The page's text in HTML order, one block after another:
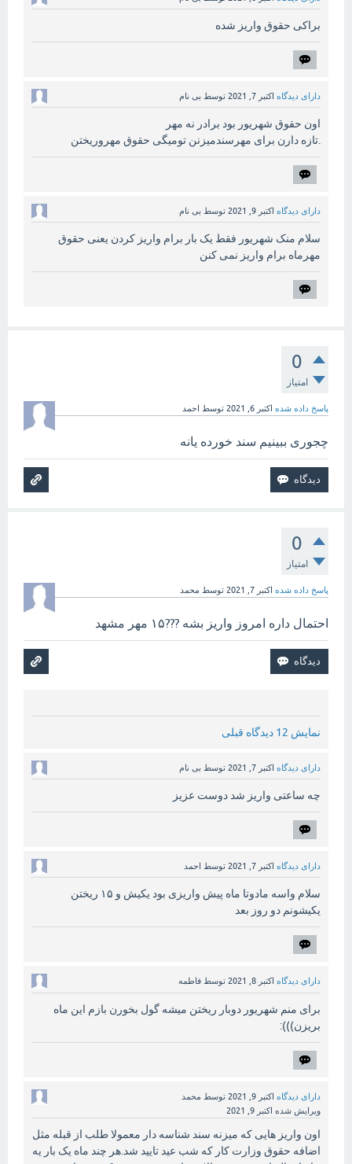
براکی حقوق واریز شده
دارای دیدگاه اکتبر 7, 2021 توسط بی نام
اون حقوق شهریور بود برادر نه مهر
.تازه دارن برای مهرسندمیزنن تومیگی حقوق مهروریختن
دارای دیدگاه اکتبر 9, 2021 توسط بی نام
سلام منک شهریور فقط یک بار برام واریز کردن یعنی حقوق
مهرماه برام واریز نمی کنن
0
امتیاز
پاسخ داده شده اکتبر 6, 2021 توسط احمد
چجوری ببینیم سند خورده یانه
0
امتیاز
پاسخ داده شده اکتبر 7, 2021 توسط محمد
احتمال داره امروز واریز بشه ???۱۵ مهر مشهد
نمایش 12 دیدگاه قبلی
دارای دیدگاه اکتبر 7, 2021 توسط بی نام
چه ساعتی واریز شد دوست عزیز
دارای دیدگاه اکتبر 7, 2021 توسط احمد
سلام واسه مادوتا ماه پیش واریزی بود یکیش و ۱۵ ریختن
یکیشونم دو روز بعد
دارای دیدگاه اکتبر 8, 2021 توسط فاطمه
برای منم شهریور دوبار ریختن میشه گول بخورن بازم این ماه
بریزن))):
دارای دیدگاه اکتبر 9, 2021 توسط محمد
ویرایش شده اکتبر 9, 2021
اون واریز هایی که میزنه سند شناسه دار معمولا طلب از قبله مثل
اضافه حقوق وزارت کار که شب عید تایید شد.هر چند ماه یک بار یه